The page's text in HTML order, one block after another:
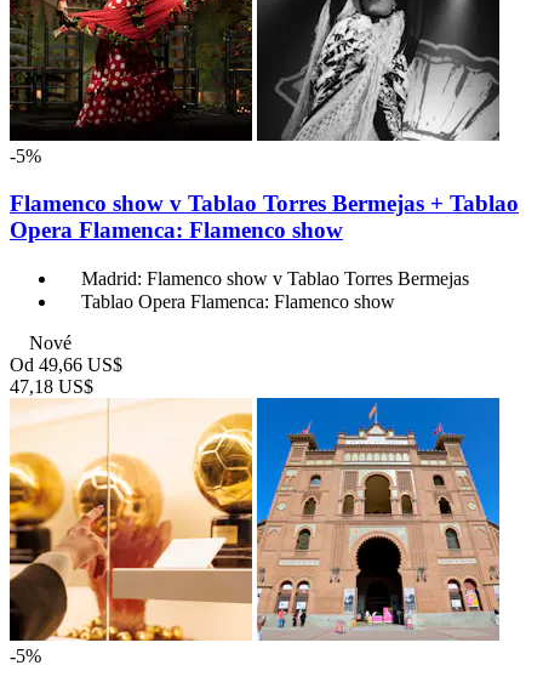
-5%
Flamenco show v Tablao Torres Bermejas + Tablao
Opera Flamenca: Flamenco show
Madrid: Flamenco show v Tablao Torres Bermejas
Tablao Opera Flamenca: Flamenco show
Nové
Od 49,66 US$
47,18 US$
-5%